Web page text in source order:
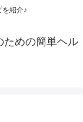
紹介♪
めの簡単ヘル